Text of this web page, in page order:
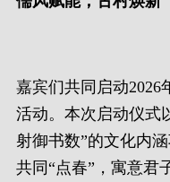
嘉宾们共同启动2026
活动。本次启动仪式
射御书数”的文化内
共同“点春”，寓意君